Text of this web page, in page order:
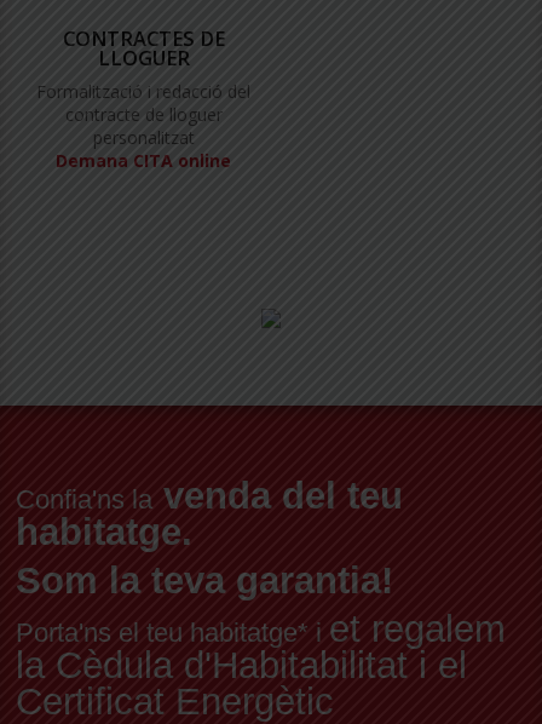
CONTRACTES DE
LLOGUER
Formalització i redacció del
contracte de lloguer
personalitzat
Demana CITA online
Confia'ns la venda del teu
habitatge.
Som la teva garantia!
Porta'ns el teu habitatge* i et regalem
la Cèdula d'Habitabilitat i el
Certificat Energètic